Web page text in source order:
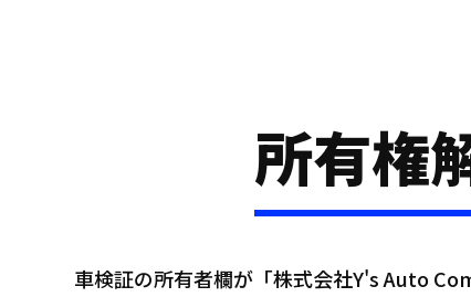
所有権
車検証の所有者欄が「株式会社Y's Auto